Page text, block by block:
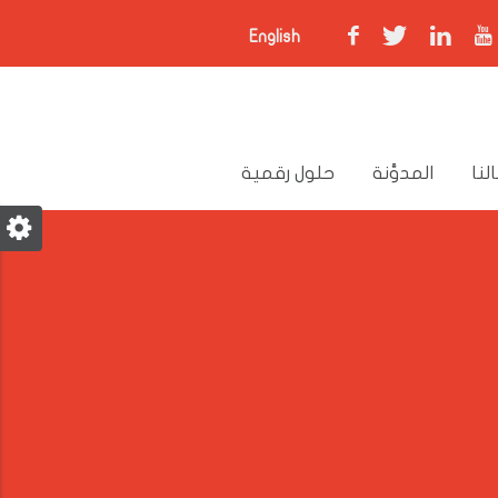
English
المدوَّنة حلول رقمية